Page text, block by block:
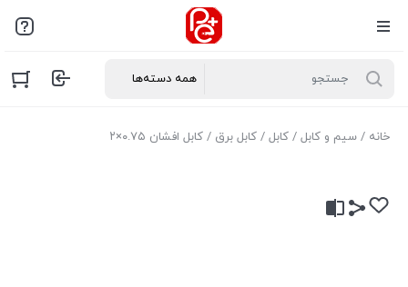
خانه / سیم و کابل / کابل / کابل برق / کابل افشان ۰.۷۵×۲